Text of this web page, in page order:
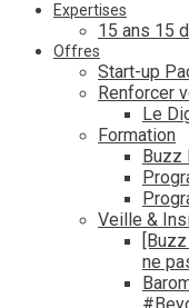
Expertises
15 ans 15
Offres
Start-up
Renforcer
Le
Formation
Buzz
Veille &
ne